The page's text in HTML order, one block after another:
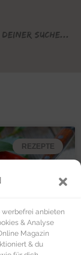
werbefrei anbieten
& Analyse
Magazin
& du
Suche...
REZEPTE